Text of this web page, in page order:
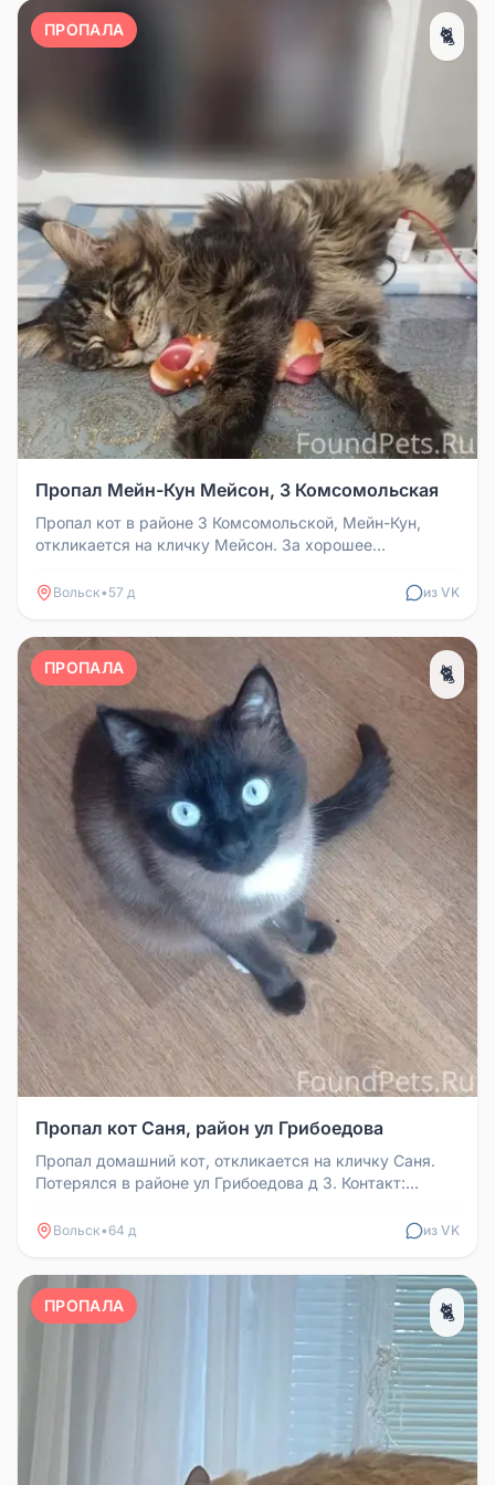
ПРОПАЛА 🐈
Пропал Мейн-Кун Мейсон, 3 Комсомольская
Пропал кот в районе 3 Комсомольской, Мейн-Кун,
откликается на кличку Мейсон. За хорошее
Вольск• 57 д из VK
ПРОПАЛА 🐈
Пропал кот Саня, район ул Грибоедова
Пропал домашний кот, откликается на кличку Саня.
Потерялся в районе ул Грибоедова д 3. Контакт:
Вольск•64 д из VK
ПРОПАЛА 🐈